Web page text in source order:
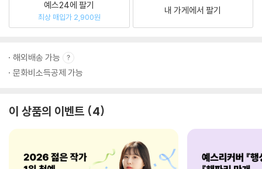
예스24에 팔기
최상 매입가 2,900원
내 가게에서 팔기
해외배송 가능
문화비소득공제 가능
이 상품의 이벤트 4